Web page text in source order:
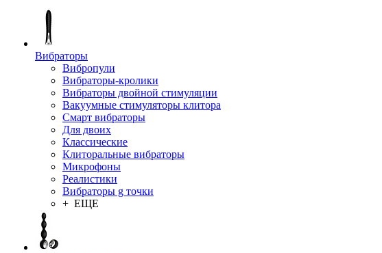
Вибраторы
Вибропули
Вибраторы-кролики
Вибраторы двойной стимуляции
Вакуумные стимуляторы клитора
Смарт вибраторы
Для двоих
Классические
Клиторальные вибраторы
Микрофоны
Реалистики
Вибраторы g точки
+ ЕЩЕ